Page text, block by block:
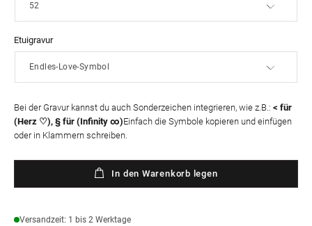
Etuigravur
Bei der Gravur kannst du auch Sonderzeichen integrieren, wie z.B.: < für
(Herz ♡), § für (Infinity ∞)Einfach die Symbole kopieren und einfügen
oder in Klammern schreiben.
In den Warenkorb legen
Versandzeit: 1 bis 2 Werktage